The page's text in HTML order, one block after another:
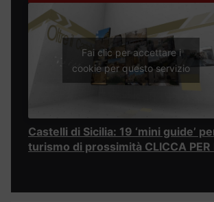
Fai clic per accettare i
cookie per questo servizio
Castelli di Sicilia: 19 ‘mini guide’
turismo di prossimità CLICCA PER